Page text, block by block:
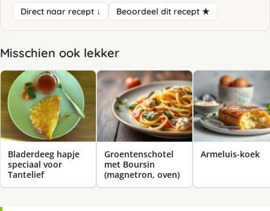
Direct naar recept ↓ Beoordeel dit recept ★
Misschien ook lekker
Bladerdeeg hapje
speciaal voor
Tantelief
Groentenschotel
met Boursin
(magnetron, oven)
Armeluis-koek